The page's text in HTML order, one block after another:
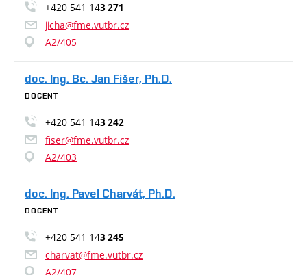
+420 541 143 271
jicha@fme.vutbr.cz
A2/405
doc. Ing. Bc. Jan Fišer, Ph.D.
DOCENT
+420 541 143 242
fiser@fme.vutbr.cz
A2/403
doc. Ing. Pavel Charvát, Ph.D.
DOCENT
+420 541 143 245
charvat@fme.vutbr.cz
A2/407